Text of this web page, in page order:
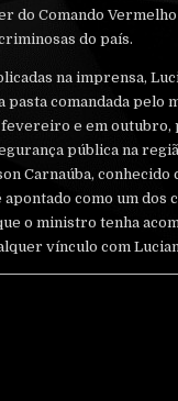
do Comando Vermelho
do país.
na imprensa,
pasta comandada pelo
fevereiro e em outubro,
pública na
Carnaúba, conhecido
como um dos
o ministro tenha
vínculo com